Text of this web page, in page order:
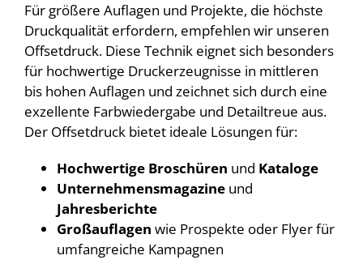
Für größere Auflagen und Projekte, die höchste
Druckqualität erfordern, empfehlen wir unseren
Offsetdruck. Diese Technik eignet sich besonders
für hochwertige Druckerzeugnisse in mittleren
bis hohen Auflagen und zeichnet sich durch eine
exzellente Farbwiedergabe und Detailtreue aus.
Der Offsetdruck bietet ideale Lösungen für:
Hochwertige Broschüren und Kataloge
Unternehmensmagazineund
Jahresberichte
Großauflagen wie Prospekte oder Flyer für
umfangreiche Kampagnen